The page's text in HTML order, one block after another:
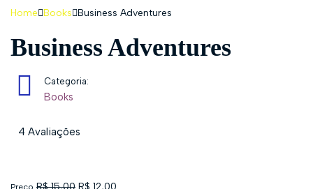
Home Books Business Adventures
Business Adventures
Categoria:
Books
4 Avaliações
Preço R$15,00 R$ 12,00